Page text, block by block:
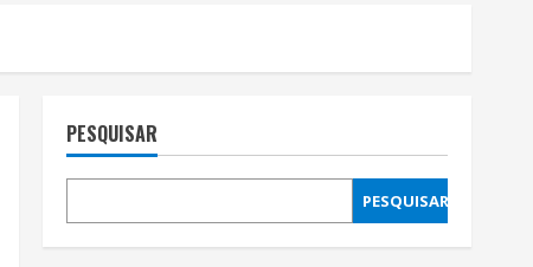
PESQUISAR
PESQUISAR